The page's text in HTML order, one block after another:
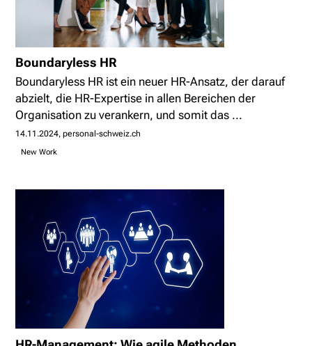
Boundaryless HR
Boundaryless HR ist ein neuer HR-Ansatz, der darauf
abzielt, die HR-Expertise in allen Bereichen der
Organisation zu verankern, und somit das ...
14.11.2024 personal-schweiz.ch
New Work